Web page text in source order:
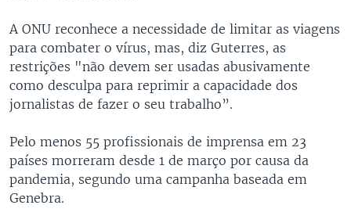
A ONU reconhece a necessidade de limitar as viagens
para combater o vírus, mas, diz Guterres, as
restrições "não devem ser usadas abusivamente
como desculpa para reprimir a capacidade dos
jornalistas de fazer o seu trabalho”.
Pelo menos 55 profissionais de imprensa em 23
países morreram desde 1 de março por causa da
pandemia, segundo uma campanha baseada em
Genebra.